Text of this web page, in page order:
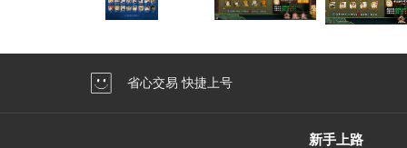
省心交易 快捷上号
新手上路